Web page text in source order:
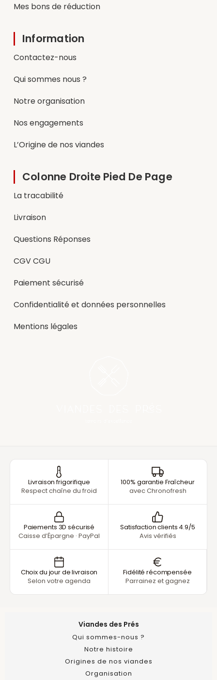
Mes bons de réduction
Information
Contactez-nous
Qui sommes nous ?
Notre organisation
Nos engagements
L’Origine de nos viandes
Colonne Droite Pied De Page
La tracabilité
Livraison
Questions Réponses
CGV CGU
Paiement sécurisé
Confidentialité et données personnelles
Mentions légales
Livraison frigorifique
Respect chaîne du froid
100% garantie Fraîcheur
avec Chronofresh
Paiements 3D sécurisé
Caisse d’Épargne · PayPal
Satisfaction clients 4.9/5
Avis vérifiés
Choix du jour de livraison
Selon votre agenda
Fidélité récompensée
Parrainez et gagnez
Viandes des Prés
Qui sommes-nous ?
Notre histoire
Origines de nos viandes
Organisation